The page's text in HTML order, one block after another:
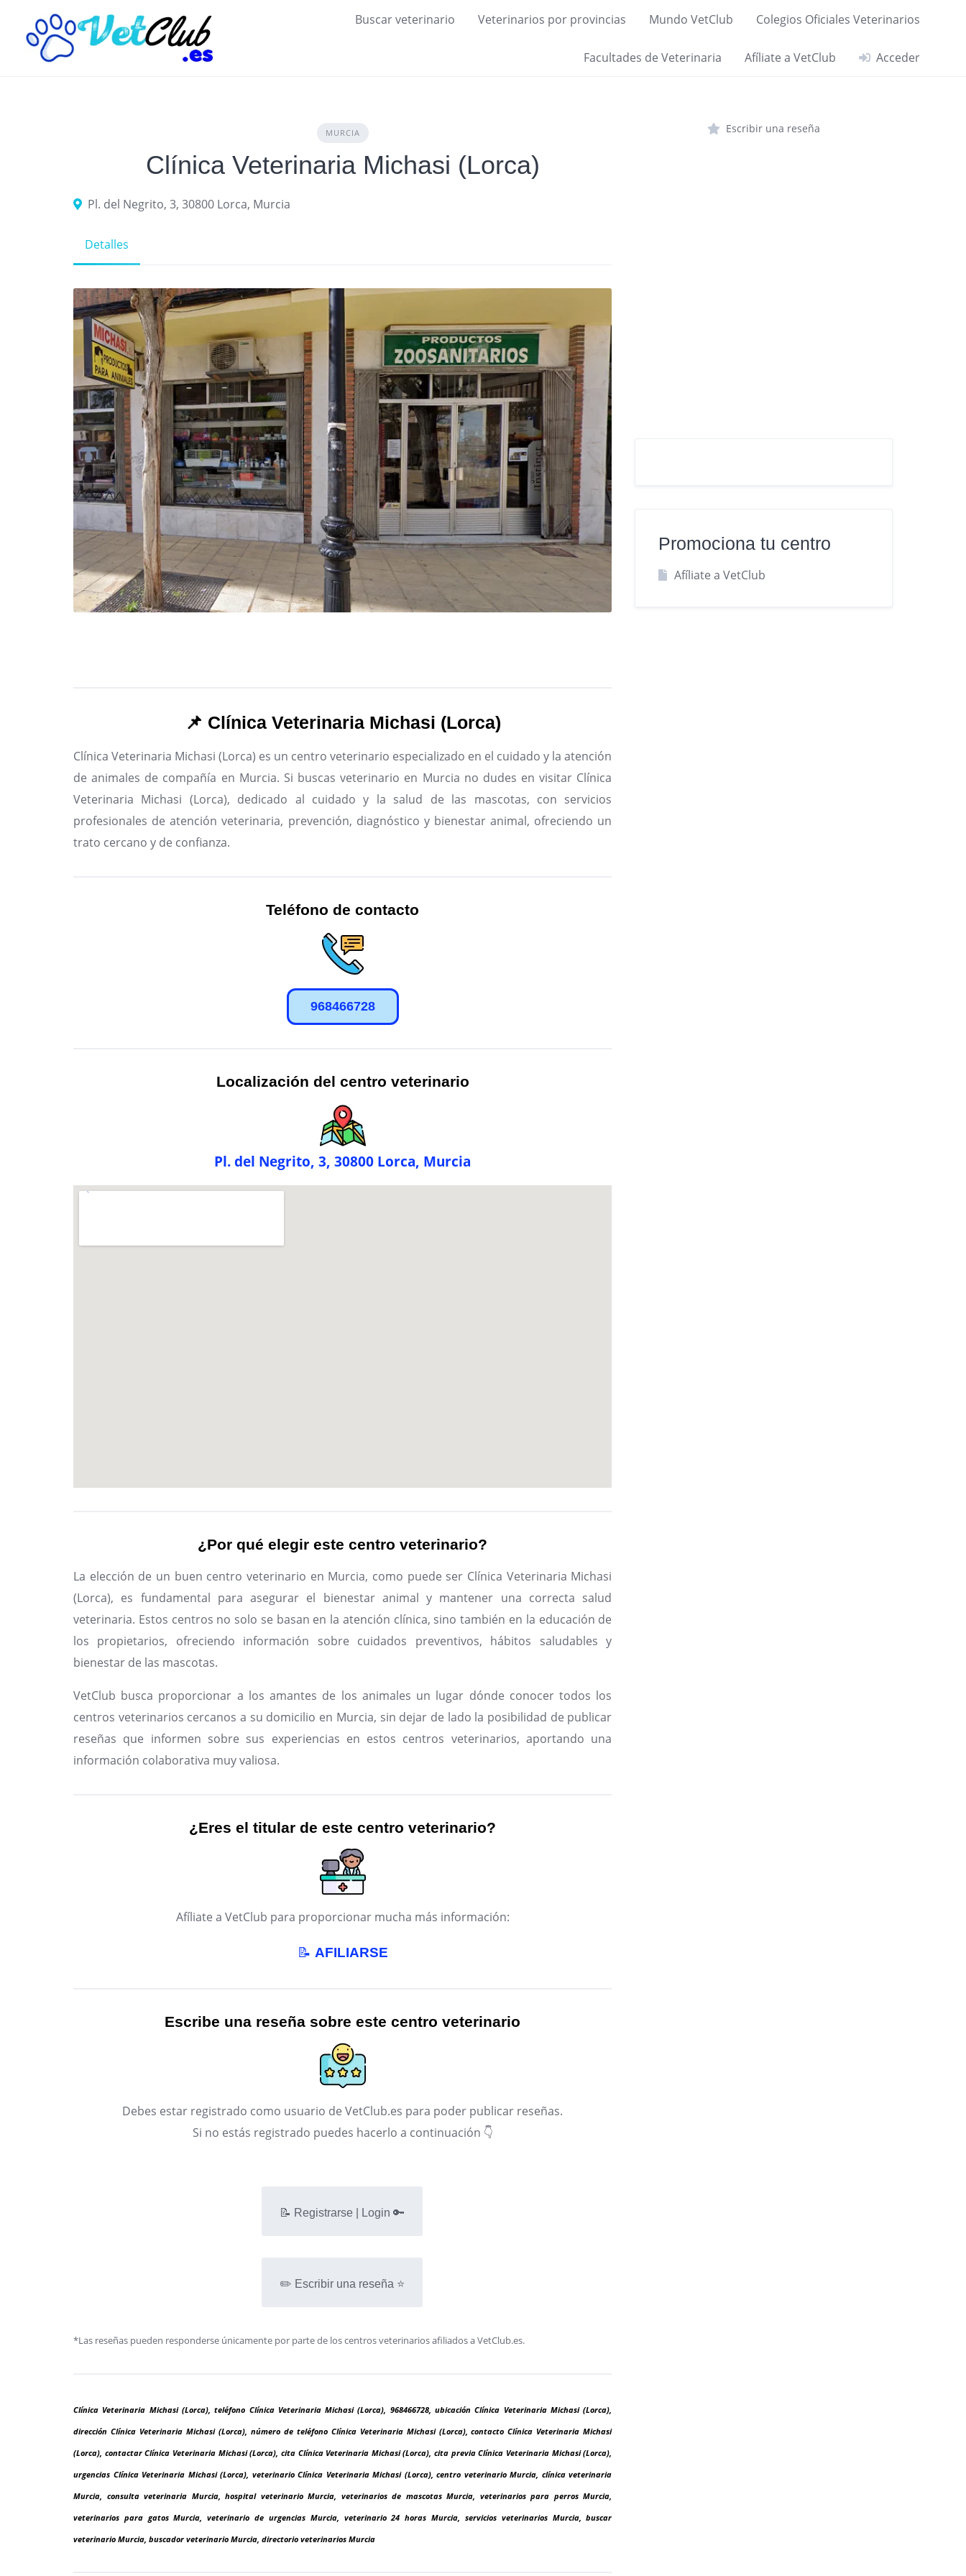
content
Buscar veterinario Veterinarios por provincias Mundo VetClub Colegios Oficiales Veterinarios
Facultades de Veterinaria Afíliate a VetClub Acceder
MURCIA
Clínica Veterinaria Michasi (Lorca)
Pl. del Negrito, 3, 30800 Lorca, Murcia
Detalles
📌 Clínica Veterinaria Michasi (Lorca)
Clínica Veterinaria Michasi (Lorca) es un centro veterinario especializado en el cuidado y la atención
de animales de compañía en Murcia. Si buscas veterinario en Murcia no dudes en visitar Clínica
Veterinaria Michasi (Lorca), dedicado al cuidado y la salud de las mascotas, con servicios
profesionales de atención veterinaria, prevención, diagnóstico y bienestar animal, ofreciendo un
trato cercano y de confianza.
Teléfono de contacto
968466728
Localización del centro veterinario
Pl. del Negrito, 3, 30800 Lorca, Murcia
¿Por qué elegir este centro veterinario?
La elección de un buen centro veterinario en Murcia, como puede ser Clínica Veterinaria Michasi
(Lorca), es fundamental para asegurar el bienestar animal y mantener una correcta salud
veterinaria. Estos centros no solo se basan en la atención clínica, sino también en la educación de
los propietarios, ofreciendo información sobre cuidados preventivos, hábitos saludables y
bienestar de las mascotas.
VetClub busca proporcionar a los amantes de los animales un lugar dónde conocer todos los
centros veterinarios cercanos a su domicilio en Murcia, sin dejar de lado la posibilidad de publicar
reseñas que informen sobre sus experiencias en estos centros veterinarios, aportando una
información colaborativa muy valiosa.
¿Eres el titular de este centro veterinario?
Afíliate a VetClub para proporcionar mucha más información:
📝 AFILIARSE
Escribe una reseña sobre este centro veterinario
Debes estar registrado como usuario de VetClub.es para poder publicar reseñas.
Si no estás registrado puedes hacerlo a continuación 👇
📝 Registrarse | Login 🔑
✏️ Escribir una reseña ⭐
*Las reseñas pueden responderse únicamente por parte de los centros veterinarios afiliados a VetClub.es.
Clínica Veterinaria Michasi (Lorca), teléfono Clínica Veterinaria Michasi (Lorca), 968466728, ubicación Clínica Veterinaria Michasi (Lorca),
dirección Clínica Veterinaria Michasi (Lorca), número de teléfono Clínica Veterinaria Michasi (Lorca), contacto Clínica Veterinaria Michasi
(Lorca), contactar Clínica Veterinaria Michasi (Lorca), cita Clínica Veterinaria Michasi (Lorca), cita previa Clínica Veterinaria Michasi (Lorca),
urgencias Clínica Veterinaria Michasi (Lorca), veterinario Clínica Veterinaria Michasi (Lorca), centro veterinario Murcia, clínica veterinaria
Murcia, consulta veterinaria Murcia, hospital veterinario Murcia, veterinarios de mascotas Murcia, veterinarios para perros Murcia,
veterinarios para gatos Murcia, veterinario de urgencias Murcia, veterinario 24 horas Murcia, servicios veterinarios Murcia, buscar
veterinario Murcia, buscador veterinario Murcia, directorio veterinarios Murcia
Escribir una reseña
Promociona tu centro
Afíliate a VetClub